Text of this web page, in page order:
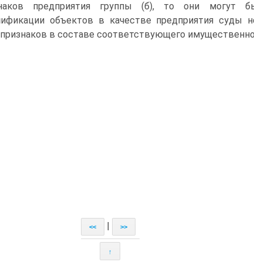
предприятия группы (б), то они могут
объектов в качестве предприятия суды
в составе соответствующего
<< >>
↑